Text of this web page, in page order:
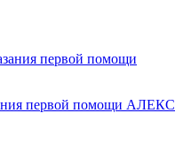
первой помощи АЛЕКС